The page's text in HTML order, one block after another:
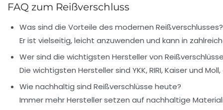
FAQ zum Reißverschluss
Was sind die Vorteile des modernen Reißverschlusses?
Er ist vielseitig, leicht anzuwenden und kann in
Wer sind die wichtigsten Hersteller von
Die wichtigsten Hersteller sind YKK, RIRI, Kaiser und
Wie nachhaltig sind Reißverschlüsse heute?
Immer mehr Hersteller setzen auf nachhaltige